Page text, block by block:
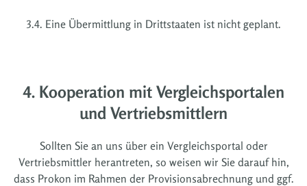
3.4. Eine Übermittlung in Drittstaaten ist nicht geplant.
4. Kooperation mit Vergleichsportalen
und Vertriebsmittlern
Sollten Sie an uns über ein Vergleichsportal oder
Vertriebsmittler herantreten, so weisen wir Sie darauf hin,
dass Prokon im Rahmen der Provisionsabrechnung und ggf.